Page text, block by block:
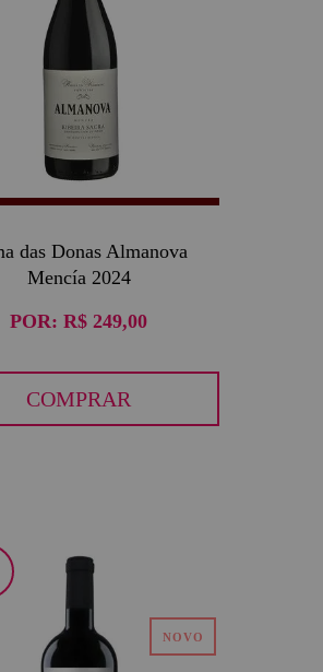
das Donas Almanova
Mencía 2024
POR: R$ 249,00
COMPRAR